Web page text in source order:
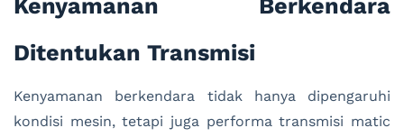
Kenyamanan Berkendara
Ditentukan Transmisi
Kenyamanan berkendara tidak hanya dipengaruhi
kondisi mesin, tetapi juga performa transmisi matic